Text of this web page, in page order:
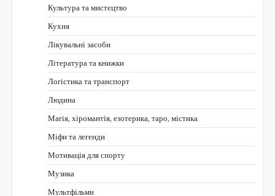
Культура та мистецтво
Кухня
Лікувальні засоби
Література та книжки
Логістика та транспорт
Людина
Магія, хіромантія, езотерика, таро, містика
Міфи та легенди
Мотивація для спорту
Музика
Мультфільми